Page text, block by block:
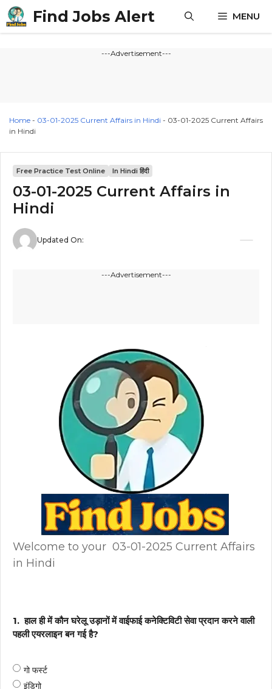
Skip
to
content
Find Jobs Alert MENU
---Advertisement---
Home - 03-01-2025 Current Affairs in Hindi - 03-01-2025 Current Affairs
in Hindi
Free Practice Test Online In Hindi हिंदी
03-01-2025 Current Affairs in
Hindi
Updated On:
---Advertisement---
Welcome to your 03-01-2025 Current Affairs
in Hindi
1. हाल ही में कौन घरेलू उड़ानों में वाईफाई कनेक्टिविटी सेवा प्रदान करने वाली
पहली एयरलाइन बन गई है?
गो फर्स्ट
इंडिगो